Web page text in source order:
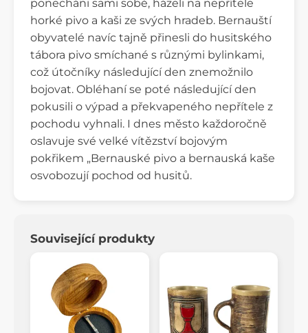
ponecháni sami sobě, házeli na nepřítele
horké pivo a kaši ze svých hradeb. Bernauští
obyvatelé navíc tajně přinesli do husitského
tábora pivo smíchané s různými bylinkami,
což útočníky následující den znemožnilo
bojovat. Obléhaní se poté následující den
pokusili o výpad a překvapeného nepřítele z
pochodu vyhnali. I dnes město každoročně
oslavuje své velké vítězství bojovým
pokřikem „Bernauské pivo a bernauská kaše
osvobozují pochod od husitů.
Související produkty